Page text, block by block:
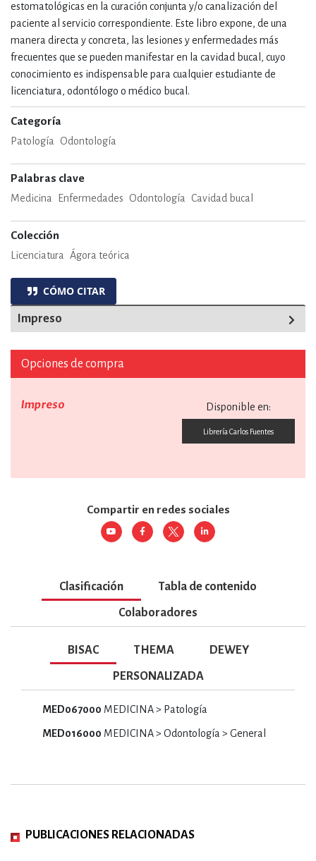
estomatológicas en la curación conjunta y/o canalización del
paciente al servicio correspondiente. Este libro expone, de una
manera directa y concreta, las lesiones y enfermedades más
frecuentes que se pueden manifestar en la cavidad bucal, cuyo
conocimiento es indispensable para cualquier estudiante de
licenciatura, odontólogo o médico bucal.
Categoría
Patología Odontología
Palabras clave
Medicina Enfermedades Odontología Cavidad bucal
Colección
Licenciatura Ágora teórica
CÓMO CITAR
Impreso
Opciones de compra
Impreso Disponible en:
Librería Carlos Fuentes
Compartir en redes sociales
Clasificación Tabla de contenido
Colaboradores
BISAC THEMA DEWEY
PERSONALIZADA
MED067000 MEDICINA > Patología
MED016000 MEDICINA > Odontología > General
PUBLICACIONES RELACIONADAS